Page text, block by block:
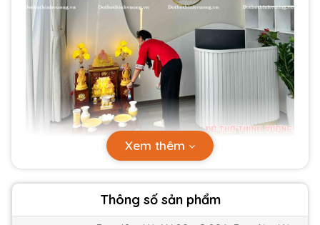
Thông số sản phẩm
Xem thêm